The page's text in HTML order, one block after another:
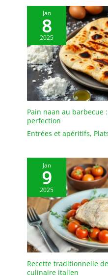
Jan
8
2025
Pain naan au barbecue
perfection
Entrées et apéritifs,
Jan
9
2025
Recette traditionnelle
culinaire italien